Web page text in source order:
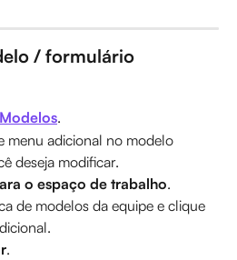
/ formulário
Modelos.
menu adicional no modelo
deseja modificar.
o espaço de trabalho.
de modelos da equipe e clique
.